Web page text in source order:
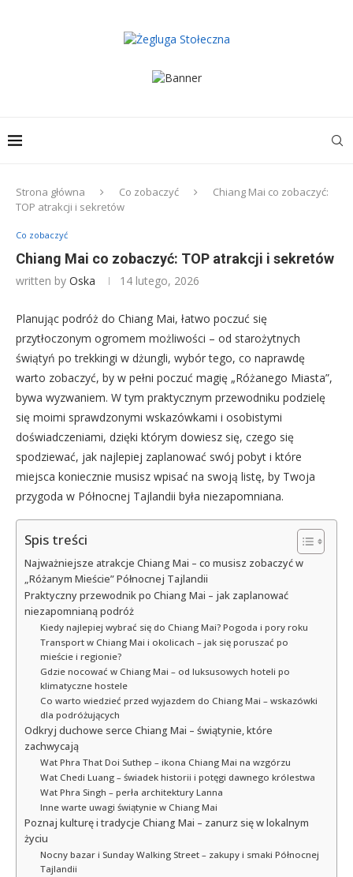
Strona główna Co zobaczyć
Chiang Mai co zobaczyć:
TOP atrakcji i sekretów
Co zobaczyć
Chiang Mai co zobaczyć: TOP atrakcji i sekretów
written by Oska 14 lutego, 2026
Planując podróż do Chiang Mai, łatwo poczuć się
przytłoczonym ogromem możliwości – od starożytnych
świątyń po trekkingi w dżungli, wybór tego, co naprawdę
warto zobaczyć, by w pełni poczuć magię „Różanego Miasta”,
bywa wyzwaniem. W tym praktycznym przewodniku podzielę
się moimi sprawdzonymi wskazówkami i osobistymi
doświadczeniami, dzięki którym dowiesz się, czego się
spodziewać, jak najlepiej zaplanować swój pobyt i które
miejsca koniecznie musisz wpisać na swoją listę, by Twoja
przygoda w Północnej Tajlandii była niezapomniana.
Spis treści
Najważniejsze atrakcje Chiang Mai – co musisz zobaczyć w
„Różanym Mieście” Północnej Tajlandii
Praktyczny przewodnik po Chiang Mai – jak zaplanować
niezapomnianą podróż
Kiedy najlepiej wybrać się do Chiang Mai? Pogoda i pory roku
Transport w Chiang Mai i okolicach – jak się poruszać po
mieście i regionie?
Gdzie nocować w Chiang Mai – od luksusowych hoteli po
klimatyczne hostele
Co warto wiedzieć przed wyjazdem do Chiang Mai – wskazówki
dla podróżujących
Odkryj duchowe serce Chiang Mai – świątynie, które
zachwycają
Wat Phra That Doi Suthep – ikona Chiang Mai na wzgórzu
Wat Chedi Luang – świadek historii i potęgi dawnego królestwa
Wat Phra Singh – perła architektury Lanna
Inne warte uwagi świątynie w Chiang Mai
Poznaj kulturę i tradycje Chiang Mai – zanurz się w lokalnym
życiu
Nocny bazar i Sunday Walking Street – zakupy i smaki Północnej
Tajlandii